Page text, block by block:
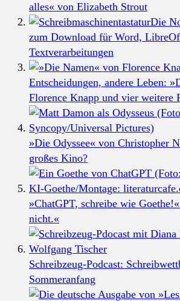
alles« von Elizabeth Strout
Die
zum Download für Word,
Textverarbeitungen
Entscheidungen, andere Leben:
Florence Knapp und vier weitere
»Die Odyssee« von Christopher
großes Kino?
»ChatGPT, schreibe wie
nicht.«
Schreibzeug-Podcast:
Sommeranfang